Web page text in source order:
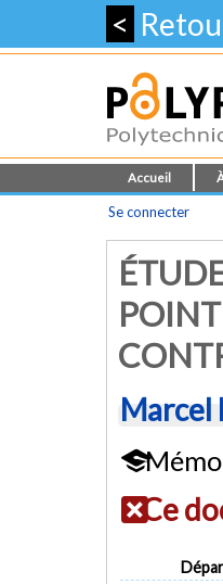
<
Accueil
Se connecter
Marcel
Ce